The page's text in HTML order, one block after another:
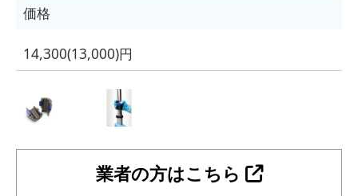
価格
14,300(13,000)円
業者の方はこちら